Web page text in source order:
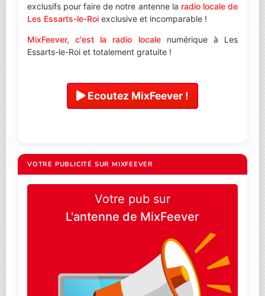
exclusifs pour faire de notre antenne la radio locale de
Les Essarts-le-Roi exclusive et incomparable !
MixFeever, c'est la radio localenumérique à Les
Essarts-le-Roi et totalement gratuite !
Ecoutez MixFeever !
VOTRE PUBLICITÉ SUR MIXFEEVER
Votre pub sur
L'antenne de MixFeever